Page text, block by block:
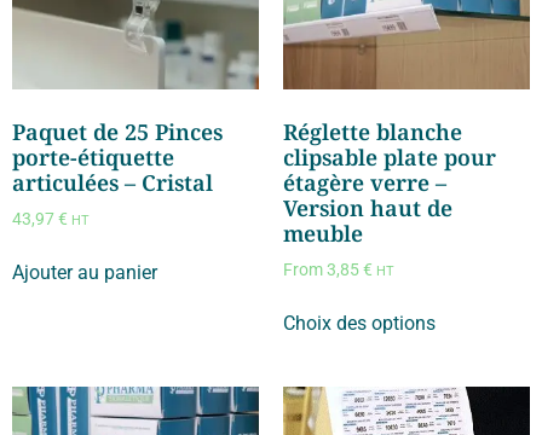
Paquet de 25 Pinces
porte-étiquette
articulées – Cristal
43,97€ HT
Ajouter au panier
Réglette blanche
clipsable plate pour
étagère verre –
Version haut de
meuble
From3,85€ HT
Choix des options